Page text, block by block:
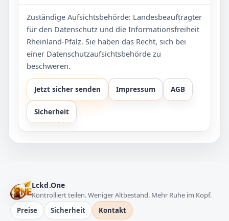
Zuständige Aufsichtsbehörde: Landesbeauftragter
für den Datenschutz und die Informationsfreiheit
Rheinland-Pfalz. Sie haben das Recht, sich bei
einer Datenschutzaufsichtsbehörde zu
beschweren.
Jetzt sicher senden Impressum AGB
Sicherheit
Lckd.One
Kontrolliert teilen. Weniger Altbestand. Mehr Ruhe im Kopf.
Preise
Sicherheit Kontakt